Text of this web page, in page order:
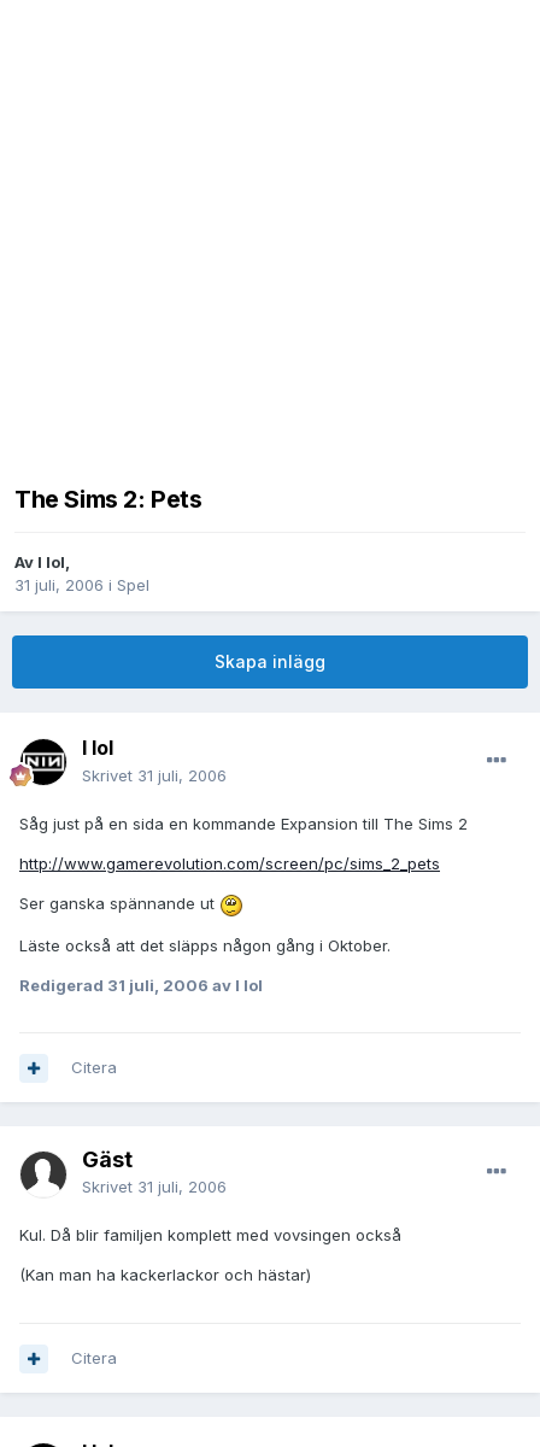
The Sims 2: Pets
Av I lol,
31 juli, 2006 i Spel
Skapa inlägg
I lol
Skrivet 31 juli, 2006
Såg just på en sida en kommande Expansion till The Sims 2
http://www.gamerevolution.com/screen/pc/sims_2_pets
Ser ganska spännande ut
Läste också att det släpps någon gång i Oktober.
Redigerad 31 juli, 2006 av I lol
Citera
Gäst
Skrivet 31 juli, 2006
Kul. Då blir familjen komplett med vovsingen också
(Kan man ha kackerlackor och hästar)
Citera